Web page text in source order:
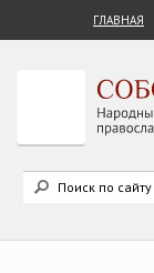
ГЛАВНАЯ